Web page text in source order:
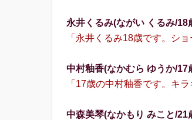
永井くるみ(ながい くるみ/18
「永井くるみ18歳です。シ
中村釉⾹(なかむら ゆうか/17
「17歳の中村釉⾹です。キ
中森美琴(なかもり みこと/21